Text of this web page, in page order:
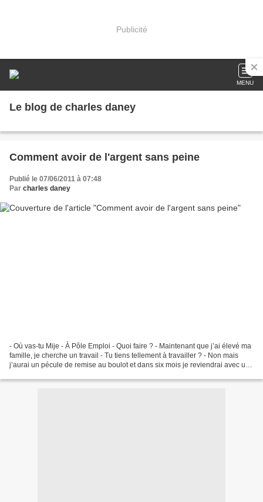
Publicité
MENU
Le blog de charles daney
Comment avoir de l'argent sans peine
Publié le 07/06/2011 à 07:48
Par charles daney
- Où vas-tu Mije - À Pôle Emploi - Quoi faire ? - Maintenant que j’ai élevé ma
famille, je cherche un travail - Tu tiens tellement à travailler ? - Non mais
j’aurai un pécule de remise au boulot et dans six mois je reviendrai avec une